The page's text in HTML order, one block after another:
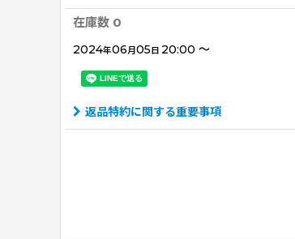
在庫数 0
2024年06月 05日 20:00 ～
返品特約に関する重要事項